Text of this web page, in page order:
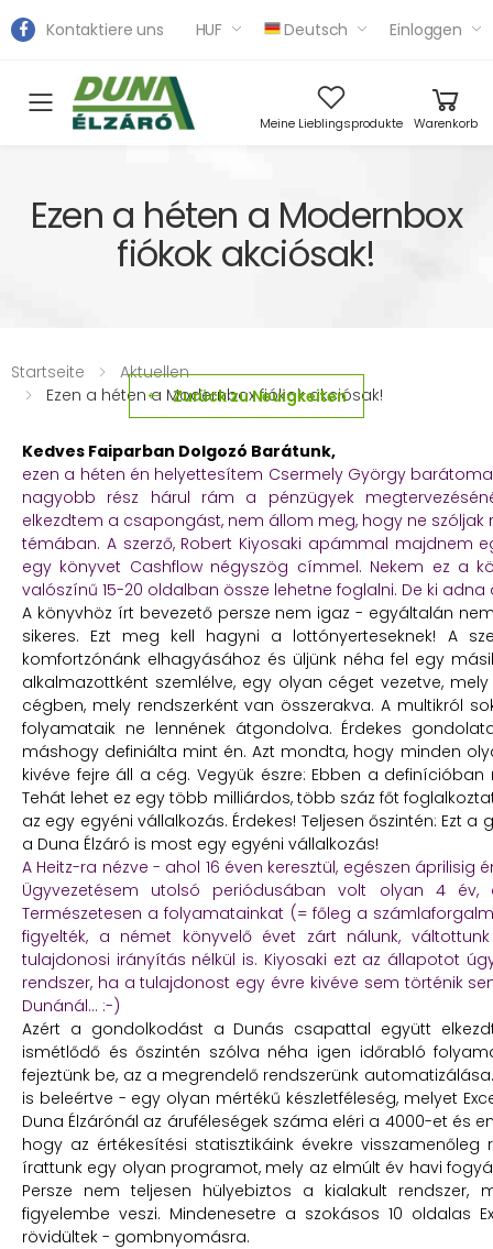
Kontaktiere uns HUF Deutsch Einloggen
Toggle mobile menu
Meine Lieblingsprodukte Warenkorb
Ezen a héten a Modernbox
fiókok akciósak!
Startseite
Aktuellen
Ezen a héten a Modernbox fiókok akciósak!
Zurück zu Neuigkeiten
Kedves Faiparban Dolgozó Barátunk,
ezen a héten én helyettesítem Csermely György
nagyobb rész hárul rám a pénzügyek
elkezdtem a csapongást, nem állom meg, hogy ne
témában. A szerző, Robert Kiyosaki apámmal majdnem
egy könyvet Cashflow négyszög címmel. Nekem ez a
valószínű 15-20 oldalban össze lehetne foglalni. De ki adna
A könyvhöz írt bevezető persze nem igaz - egyáltalán
sikeres. Ezt meg kell hagyni a lottónyerteseknek! A
komfortzónánk elhagyásához és üljünk néha fel egy
alkalmazottként szemlélve, egy olyan céget vezetve,
cégben, mely rendszerként van összerakva. A multikról
folyamataik ne lennének átgondolva. Érdekes
máshogy definiálta mint én. Azt mondta, hogy minden
kivéve fejre áll a cég. Vegyük észre: Ebben a
Tehát lehet ez egy több milliárdos, több száz főt
az egy egyéni vállalkozás. Érdekes! Teljesen őszintén: Ezt
a Duna Élzáró is most egy egyéni vállalkozás!
A Heitz-ra nézve - ahol 16 éven keresztül, egészen
Ügyvezetésem utolsó periódusában volt olyan 4
Természetesen a folyamatainkat (= főleg a
figyelték, a német könyvelő évet zárt nálunk,
tulajdonosi irányítás nélkül is. Kiyosaki ezt az állapotot
rendszer, ha a tulajdonost egy évre kivéve sem történik
Dunánál... :-)
Azért a gondolkodást a Dunás csapattal együtt
ismétlődő és őszintén szólva néha igen időrabló
fejeztünk be, az a megrendelő rendszerünk
is beleértve - egy olyan mértékű készletféleség, melyet
Duna Élzárónál az áruféleségek száma eléri a 4000-et és
hogy az értékesítési statisztikáink évekre
írattunk egy olyan programot, mely az elmúlt év havi
Persze nem teljesen hülyebiztos a kialakult rendszer,
figyelembe veszi. Mindenesetre a szokásos 10 oldalas
rövidültek - gombnyomásra.